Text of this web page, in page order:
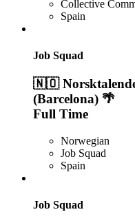
Collective
Spain
Job Squad
🇳🇴 Norsktalende
(Barcelona) 🌴
Full Time
Norwegian
Job Squad
Spain
Job Squad